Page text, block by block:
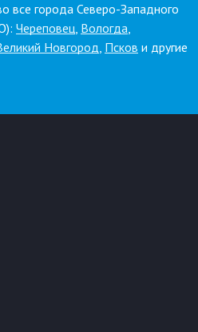
все города Северо-Западного
Череповец, Вологда,
Новгород, Псков и другие